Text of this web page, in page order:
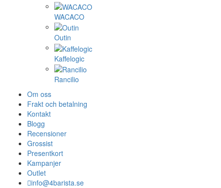
WACACO
Outin
Kaffelogic
Rancilio
Om oss
Frakt och betalning
Kontakt
Blogg
Recensioner
Grossist
Presentkort
Kampanjer
Outlet
info@4barista.se